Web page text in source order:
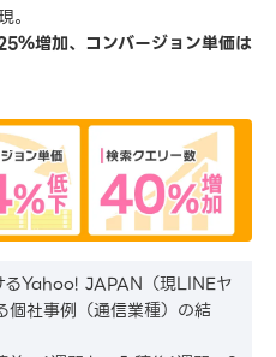
％増加、コンバージョン単価は
Yahoo! JAPAN（現LINEヤ
個社事例（通信業種）の結